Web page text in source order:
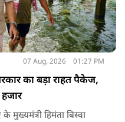
07 Aug, 2026 01:27 PM
का बड़ा राहत पैकेज,